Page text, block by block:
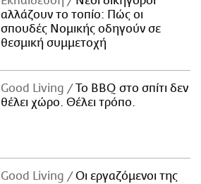
αλλάζουν το τοπίο: Πώς οι
σπουδές Νομικής οδηγούν σε
θεσμική συμμετοχή
Good Living
Το BBQ στο σπίτι δεν
θέλει χώρο. Θέλει τρόπο.
Good Living
Οι εργαζόμενοι της